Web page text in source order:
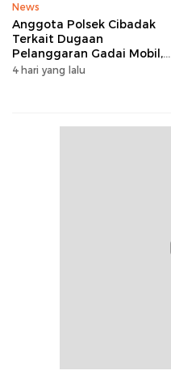
News
Anggota Polsek Cibadak
Terkait Dugaan
Pelanggaran Gadai Mobil,
Kasus Ditangani Bid
4 hari yang lalu